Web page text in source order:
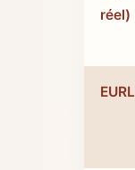
réel)
EURL